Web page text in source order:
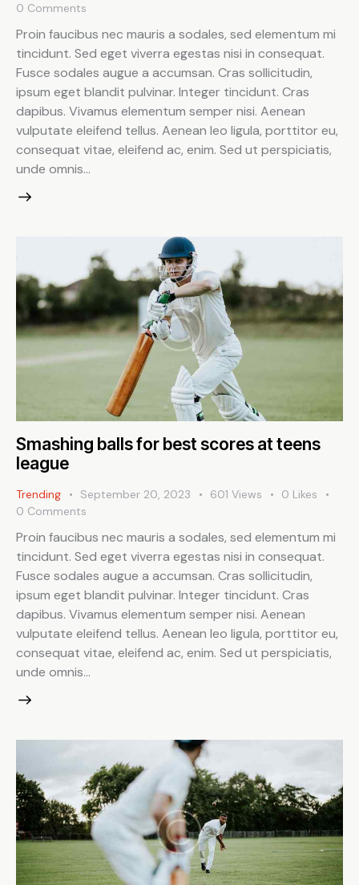
0 Comments
Proin faucibus nec mauris a sodales, sed elementum mi
tincidunt. Sed eget viverra egestas nisi in consequat.
Fusce sodales augue a accumsan. Cras sollicitudin,
ipsum eget blandit pulvinar. Integer tincidunt. Cras
dapibus. Vivamus elementum semper nisi. Aenean
vulputate eleifend tellus. Aenean leo ligula, porttitor eu,
consequat vitae, eleifend ac, enim. Sed ut perspiciatis,
unde omnis…
Smashing balls for best scores at teens
league
Trending September 20, 2023 601 Views 0 Likes
0 Comments
Proin faucibus nec mauris a sodales, sed elementum mi
tincidunt. Sed eget viverra egestas nisi in consequat.
Fusce sodales augue a accumsan. Cras sollicitudin,
ipsum eget blandit pulvinar. Integer tincidunt. Cras
dapibus. Vivamus elementum semper nisi. Aenean
vulputate eleifend tellus. Aenean leo ligula, porttitor eu,
consequat vitae, eleifend ac, enim. Sed ut perspiciatis,
unde omnis…